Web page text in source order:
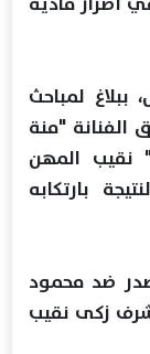
لمباحث
الفنانة "منة
نقيب المهن
بارتكابه
ضد محمود
زكى نقيب